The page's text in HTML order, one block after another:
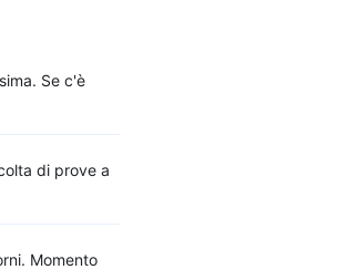
Se c'è
di prove a
Momento